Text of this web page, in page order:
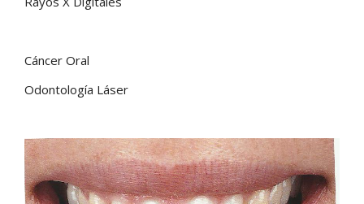
Cáncer Oral
Odontología Láser